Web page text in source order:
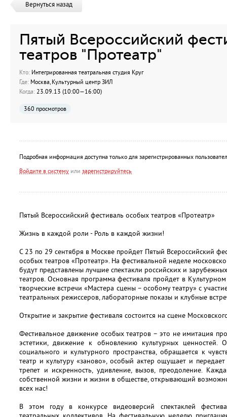
Вернуться назад
Пятый Всероссийский
театров "Протеатр"
Кто: Интегрированная театральная студия Круг
Где: Москва, Культурный центр ЗИЛ
Когда: 23.09.13 (10:00—16:00)
360 просмотров
Подробная информация доступна только для зарегистрированных
Войдите в систему или зарегистрируйтесь
Пятый Всероссийский фестиваль особых театров «Протеатр»
Жизнь в каждой роли - Роль в каждой жизни!
С 23 по 29 сентября в Москве пройдет Пятый Всероссийский
особых театров «Протеатр». На фестивальной неделе
будут представлены лучшие спектакли российских и
театров. Основная программа фестиваля пройдет в
творческие встречи «Мастера сцены – особому театру» с
театральных режиссеров, лабораторные показы и клубные
Открытие и закрытие фестиваля состоится на сцене
Фестивальное движение особых театров – это не имитация
эстетики, движение к обновлению культурных ценностей.
социального и культурного пространства, обращается к
театр и культуру «заново», особый актер ощущает и
трепет и искренность, удивление, вызов, преодоление.
собственной жизни и жизни в обществе, открывающий
всех нас!
В этом году в конкурсе видеоверсий спектаклей